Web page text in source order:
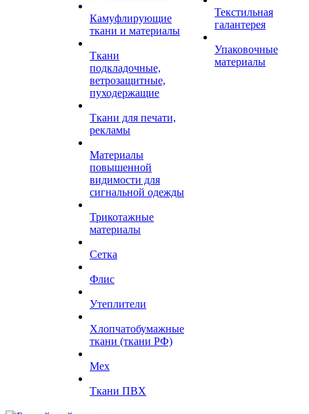
Камуфлирующие
ткани и материалы
Ткани
подкладочные,
ветрозащитные,
пуходержащие
Ткани для печати,
рекламы
Материалы
повышенной
видимости для
сигнальной одежды
Трикотажные
материалы
Сетка
Флис
Утеплители
Хлопчатобумажные
ткани (ткани РФ)
Мех
Ткани ПВХ
Текстильная
галантерея
Упаковочные
материалы